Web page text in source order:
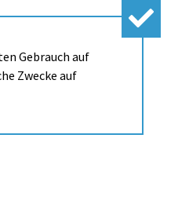
Gebrauch auf
Zwecke auf